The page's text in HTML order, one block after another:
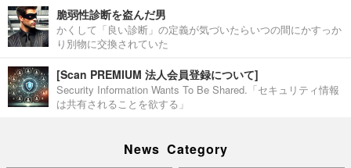
脆弱性診断を盗んだ男
かくして「良い診断」の定義が気づいたらいつの間にかすっか
り別物に交換されていた
[Scan PREMIUM 法人会員登録について]
Security Information Wants To Be Shared.「セキュリティ情報
は共有されることを欲する」
News Category